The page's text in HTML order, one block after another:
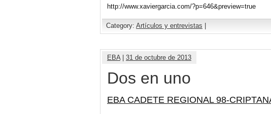
http://www.xaviergarcia.com/?p=646&preview=true
Category: Artículos y entrevistas
EBA| 31 de octubre de 2013
Dos en uno
EBA CADETE REGIONAL 98-